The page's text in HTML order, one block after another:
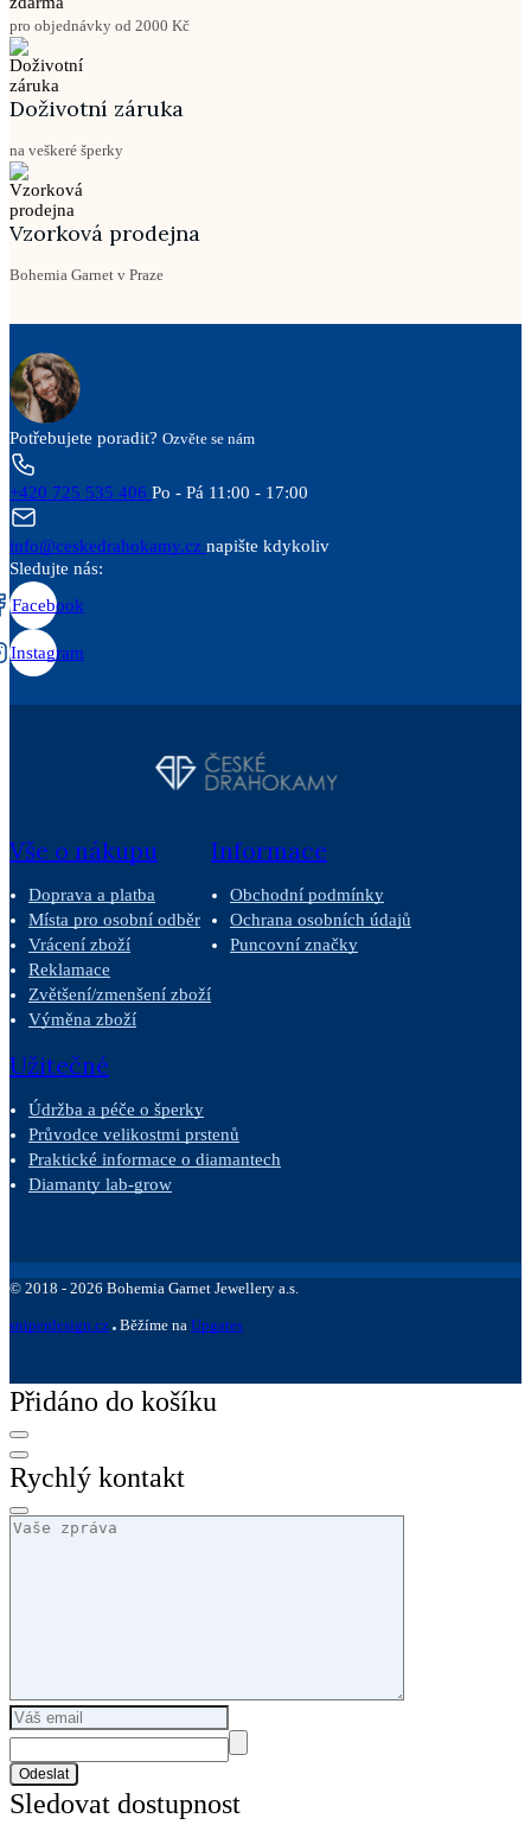
pro objednávky od 2000 Kč
Doživotní záruka
na veškeré šperky
Vzorková prodejna
Bohemia Garnet v Praze
Potřebujete poradit? Ozvěte se nám
+420 725 535 406 Po - Pá 11:00 - 17:00
info@ceskedrahokamy.cz napište kdykoliv
Sledujte nás:
Facebook
Instagram
Vše o nákupu
Doprava a platba
Místa pro osobní odběr
Vrácení zboží
Reklamace
Zvětšení/zmenšení zboží
Výměna zboží
Informace
Obchodní podmínky
Ochrana osobních údajů
Puncovní značky
Užitečné
Údržba a péče o šperky
Průvodce velikostmi prstenů
Praktické informace o diamantech
Diamanty lab-grow
© 2018 - 2026 Bohemia Garnet Jewellery a.s.
sniperdesign.cz Běžíme na Upgates
Přidáno do košíku
Rychlý kontakt
Odeslat
Sledovat dostupnost